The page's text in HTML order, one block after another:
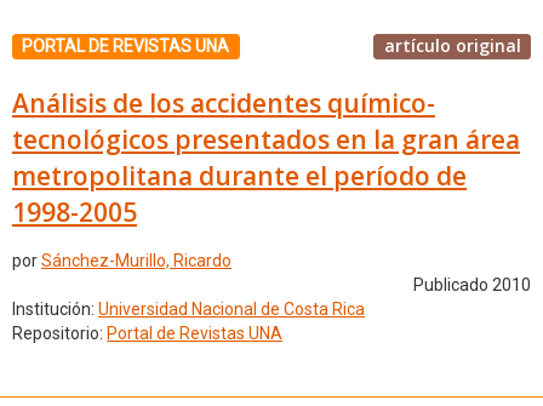
PORTAL DE REVISTAS UNA artículo original
Análisis de los accidentes químico-
tecnológicos presentados en la gran área
metropolitana durante el período de
1998-2005
porSánchez-Murillo, Ricardo
Publicado 2010
Institución: Universidad Nacional de Costa Rica
Repositorio: Portal de Revistas UNA